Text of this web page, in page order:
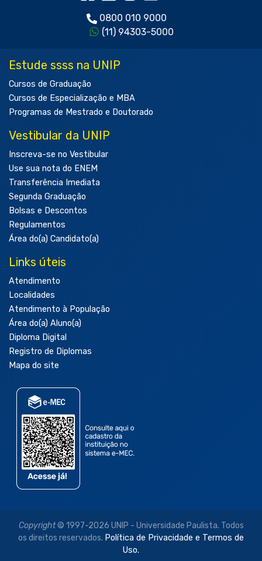
0800 010 9000
(11) 94303-5000
Estude ssss na UNIP
Cursos de Graduação
Cursos de Especialização e MBA
Programas de Mestrado e Doutorado
Vestibular da UNIP
Inscreva-se no Vestibular
Use sua nota do ENEM
Transferência Imediata
Segunda Graduação
Bolsas e Descontos
Regulamentos
Área do(a) Candidato(a)
Links úteis
Atendimento
Localidades
Atendimento à População
Área do(a) Aluno(a)
Diploma Digital
Registro de Diplomas
Mapa do site
Copyright© 1997-2026 UNIP - Universidade Paulista. Todos
os direitos reservados. Política de Privacidade e Termos de
Uso.